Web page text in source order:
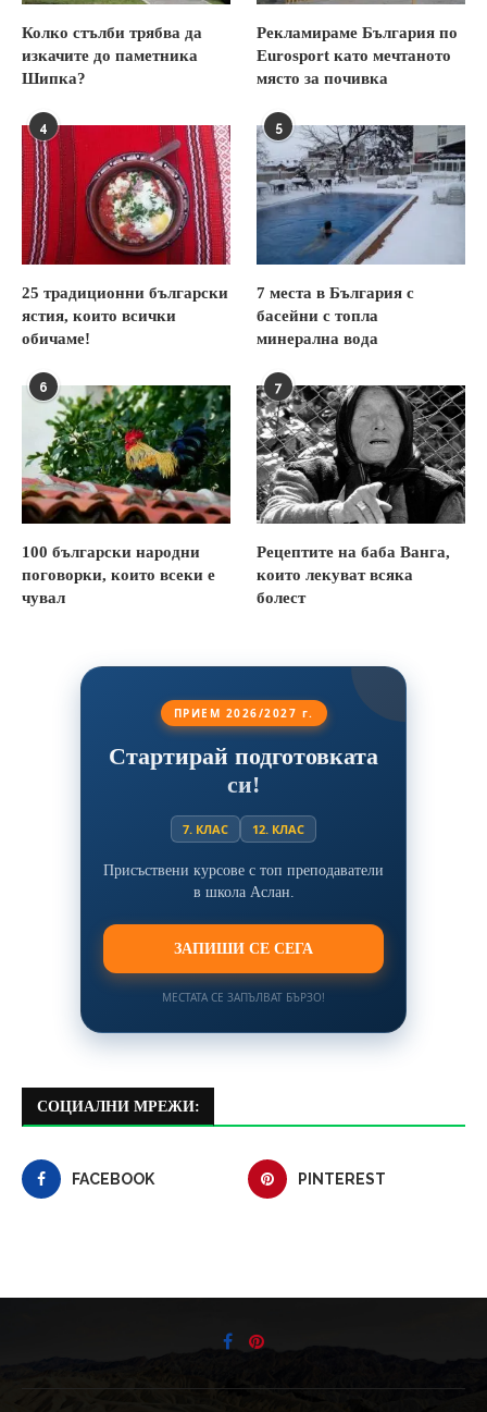
Колко стълби трябва да
изкачите до паметника
Шипка?
Рекламираме България по
Eurosport като мечтаното
място за почивка
4
25 традиционни български
ястия, които всички
обичаме!
5
7 места в България с
басейни с топла
минерална вода
6
100 български народни
поговорки, които всеки е
чувал
7
Рецептите на баба Ванга,
които лекуват всяка
болест
ПРИЕМ 2026/2027 г.
Стартирай подготовката
си!
7. КЛАС 12. КЛАС
Присъствени курсове с топ преподаватели
в школа Аслан.
ЗАПИШИ СЕ СЕГА
МЕСТАТА СЕ ЗАПЪЛВАТ БЪРЗО!
СОЦИАЛНИ МРЕЖИ:
FACEBOOK PINTEREST